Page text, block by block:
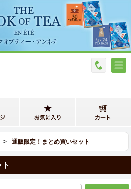
> 通販限定！まとめ買いセット